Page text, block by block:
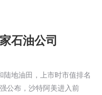
石油公司
地油田，上市时市值排名
公布，沙特阿美进入前